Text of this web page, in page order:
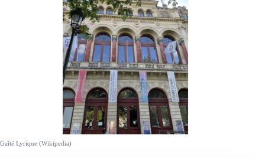
Gaîté Lyrique (Wikipedia)